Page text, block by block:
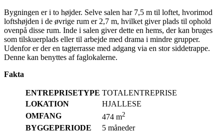
Bygningen er i to højder. Selve salen har 7,5 m til loftet, hvorimod
loftshøjden i de øvrige rum er 2,7 m, hvilket giver plads til ophold
ovenpå disse rum. Inde i salen giver dette en hems, der kan bruges
som tilskuerplads eller til arbejde med drama i mindre grupper.
Udenfor er der en tagterrasse med adgang via en stor siddetrappe.
Denne kan benyttes af faglokalerne.
Fakta
ENTREPRISETYPE TOTALENTREPRISE
LOKATION
HJALLESE
OMFANG
474 m2
BYGGEPERIODE 5 måneder